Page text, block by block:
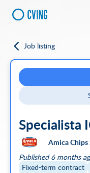
Full-time
Featured companies
Go back
Job listing
Specialista
Amica Chips
Published 6 months
Fixed-term contract